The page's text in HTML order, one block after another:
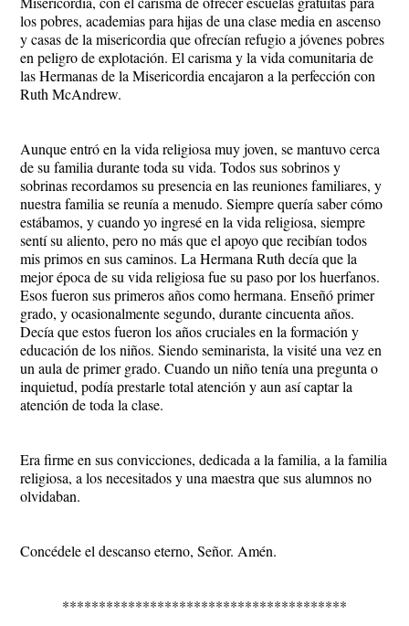
los pobres, academias para hijas de una clase media en ascenso
y casas de la misericordia que ofrecían refugio a jóvenes pobres
en peligro de explotación. El carisma y la vida comunitaria de
las Hermanas de la Misericordia encajaron a la perfección con
Ruth McAndrew.
Aunque entró en la vida religiosa muy joven, se mantuvo cerca
de su familia durante toda su vida. Todos sus sobrinos y
sobrinas recordamos su presencia en las reuniones familiares, y
nuestra familia se reunía a menudo. Siempre quería saber cómo
estábamos, y cuando yo ingresé en la vida religiosa, siempre
sentí su aliento, pero no más que el apoyo que recibían todos
mis primos en sus caminos. La Hermana Ruth decía que la
mejor época de su vida religiosa fue su paso por los huerfanos.
Esos fueron sus primeros años como hermana. Enseñó primer
grado, y ocasionalmente segundo, durante cincuenta años.
Decía que estos fueron los años cruciales en la formación y
educación de los niños. Siendo seminarista, la visité una vez en
un aula de primer grado. Cuando un niño tenía una pregunta o
inquietud, podía prestarle total atención y aun así captar la
atención de toda la clase.
Era firme en sus convicciones, dedicada a la familia, a la familia
religiosa, a los necesitados y una maestra que sus alumnos no
olvidaban.
Concédele el descanso eterno, Señor. Amén.
***************************************